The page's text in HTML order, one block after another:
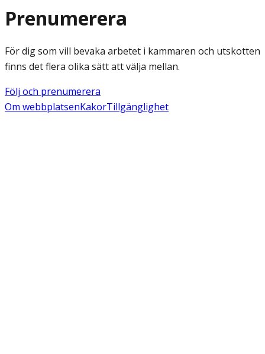
Prenumerera
För dig som vill bevaka arbetet i kammaren och utskotten
finns det flera olika sätt att välja mellan.
Följ och prenumerera
Om webbplatsenKakorTillgänglighet